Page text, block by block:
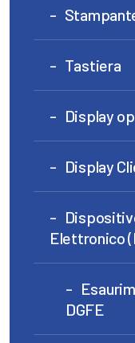
Tastiera
Display
Display
Elettronico
DGFE